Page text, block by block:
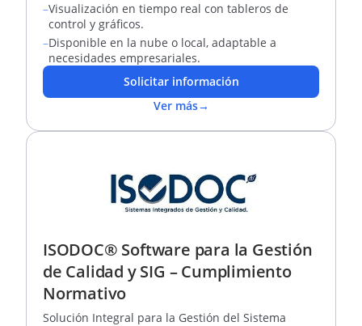
–Visualización en tiempo real con tableros de
control y gráficos.
–Disponible en la nube o local, adaptable a
necesidades empresariales.
Solicitar información
Ver más→
ISODOC® Software para la Gestión
de Calidad y SIG – Cumplimiento
Normativo
Solución Integral para la Gestión del Sistema